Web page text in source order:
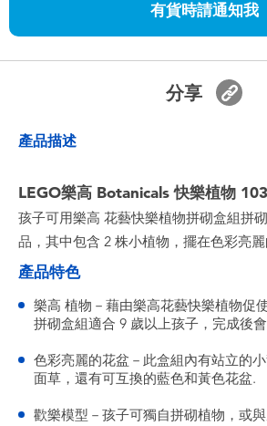
人氣角色
生活精品
有貨時請通知我
分享
產品描述
LEGO樂高 Botanicals 快樂植物
孩子可用樂高 花藝快樂植物拼砌盒組拼
品，其中包含 2 株小植物，擺在色彩亮麗
產品特色
樂高 植物－藉由樂高花藝快樂植物促
拼砌盒組適合 9 歲以上孩子，完成後
色彩亮麗的花盆－此盒組內有站立的
面草，還有可互換的藍色和黃色花盆.
歡樂模型－孩子可獨自拼砌植物，或